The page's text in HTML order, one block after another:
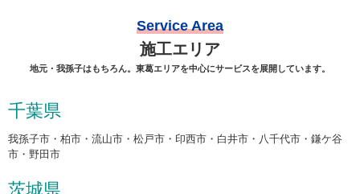
Service Area
施工エリア
地元・我孫子はもちろん。東葛エリアを中心にサービスを展開しています。
千葉県
我孫子市・柏市・流山市・松戸市・印西市・白井市・八千代市・鎌ケ谷
市・野田市
茨城県